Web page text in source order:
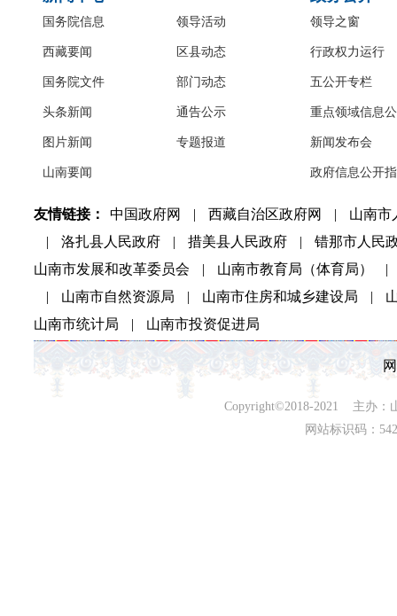
国务院信息
西藏要闻
国务院文件
头条新闻
图片新闻
山南要闻
领导活动
区县动态
部门动态
通告公示
专题报道
领导之窗
行政权力运行
五公开专栏
重点领域信息
新闻发布会
政府信息公开
友情链接： 中国政府网 | 西藏自治区政府网 |
山南市
|
洛扎县人民政府 | 措美县人民政府 |
错那市人民
山南市发展和改革委员会
| 山南市教育局（体育局）
|
|
山南市自然资源局 | 山南市住房和城乡建设局 |
山南市统计局
| 山南市投资促进局
Copyright©2018-2021 主办：
网站标识码：